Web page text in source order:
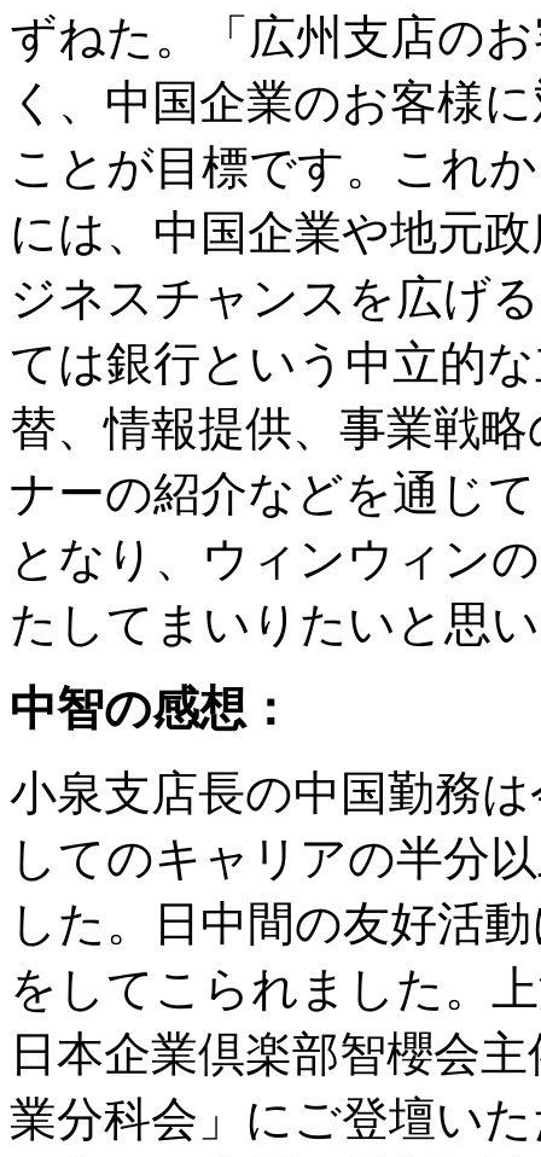
ずねた。「広州支店の
く、中国企業のお客様
ことが目標です。これ
には、中国企業や地元
ジネスチャンスを広げ
ては銀行という中立的
替、情報提供、事業戦
ナーの紹介などを通じ
となり、ウィンウィン
たしてまいりたいと思
中智の感想：
小泉支店長の中国勤務
してのキャリアの半分
した。日中間の友好活
をしてこられました。
日本企業倶楽部智櫻会
業分科会」にご登壇い